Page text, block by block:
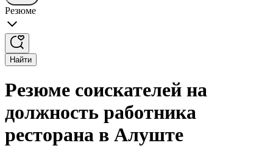
Резюме
Найти
Резюме соискателей на
должность работника
ресторана в Алуште